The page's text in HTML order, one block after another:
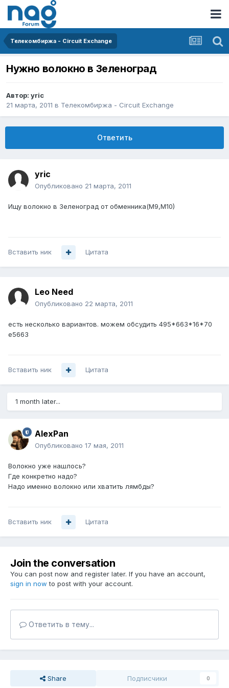
Телекомбиржа - Circuit Exchange
Нужно волокно в Зеленоград
Автор: yric
21 марта, 2011 в Телекомбиржа - Circuit Exchange
Ответить
yric
Опубликовано 21 марта, 2011
Ищу волокно в Зеленоград от обменника(М9,М10)
Вставить ник Цитата
Leo Need
Опубликовано 22 марта, 2011
есть несколько вариантов. можем обсудить 495*663*16*70
е5663
Вставить ник Цитата
1 month later...
AlexPan
Опубликовано 17 мая, 2011
Волокно уже нашлось?
Где конкретно надо?
Надо именно волокно или хватить лямбды?
Вставить ник Цитата
Join the conversation
You can post now and register later. If you have an account,
sign in now to post with your account.
Ответить в тему...
Share Подписчики 0